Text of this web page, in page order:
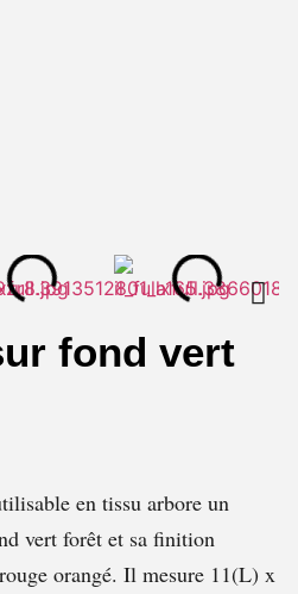
fond vert
en tissu arbore un
vert forêt et sa finition
orangé. Il mesure 11(L) x